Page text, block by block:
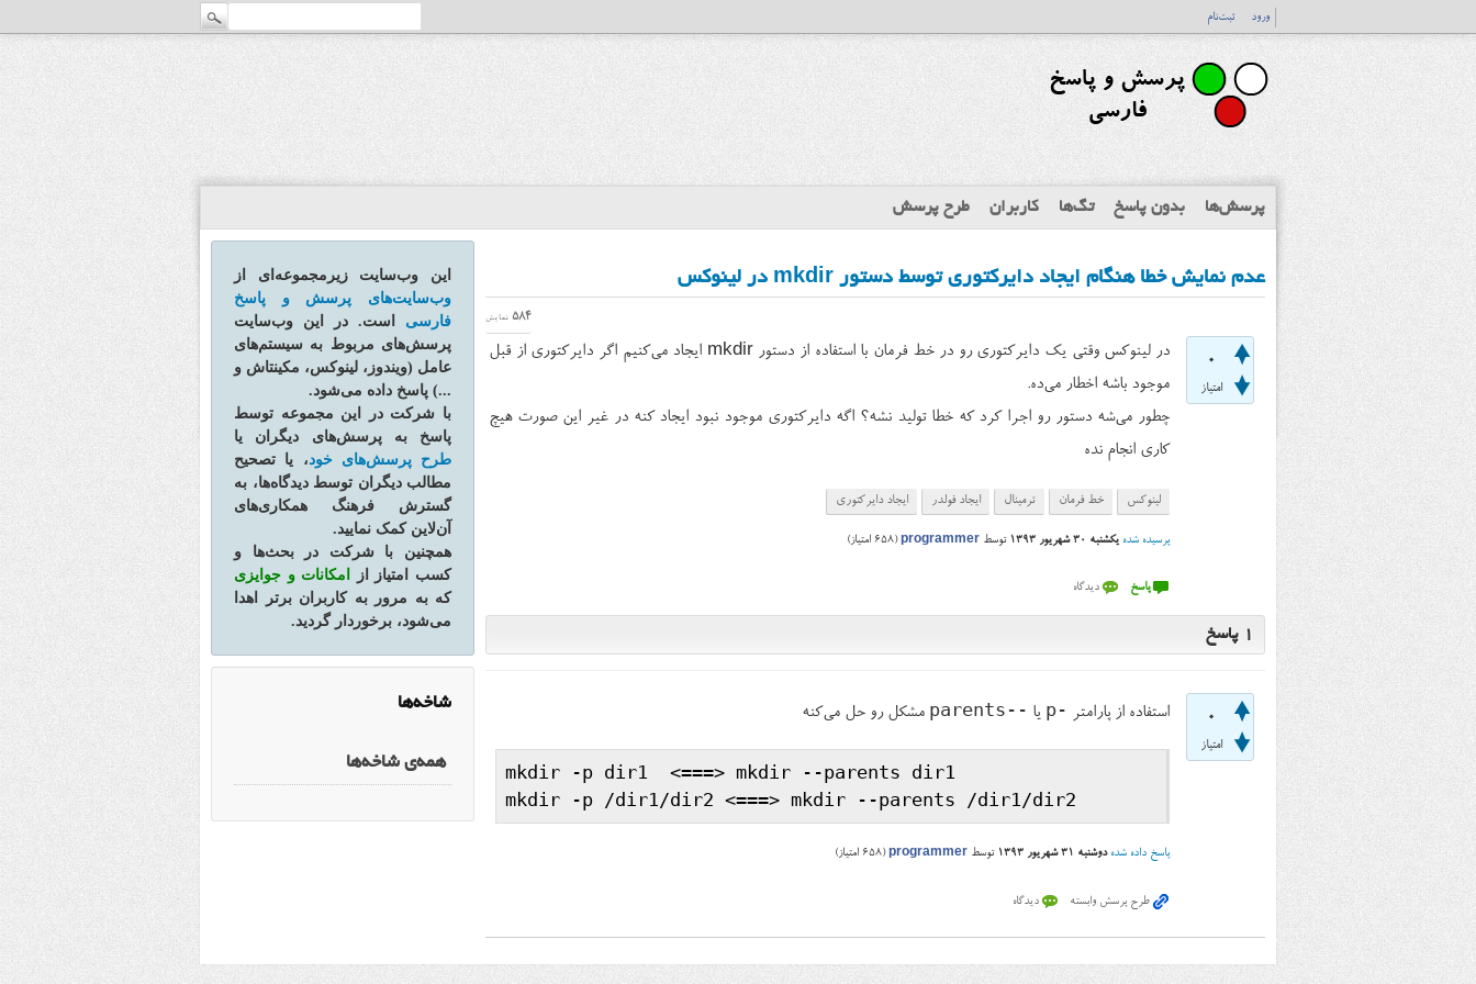
ورود ثبت‌نام
پرسش‌ها بدون پاسخ تگ‌ها کاربران طرح پرسش
این وب‌سایت زیرمجموعه‌ای از
وب‌سایت‌های پرسش و پاسخ
فارسی است. در این وب‌سایت
پرسش‌های مربوط به سیستم‌های
عامل (ویندوز، لینوکس، مکینتاش و
...) پاسخ داده می‌شود.
با شرکت در این مجموعه توسط
پاسخ به پرسش‌های دیگران یا
طرح پرسش‌های خود، یا تصحیح
مطالب دیگران توسط دیدگاه‌ها، به
گسترش فرهنگ همکاری‌های
آن‌لاین کمک نمایید.
همچنین با شرکت در بحث‌ها و
کسب امتیاز از
امکانات و جوایزی
که به مرور به کاربران برتر اهدا
می‌شود، برخوردار گردید.
شاخه‌ها
همه‌ی شاخه‌ها
عدم نمایش خطا هنگام ایجاد دایرکتوری توسط دستور mkdir در لینوکس
0
امتیاز
584 نمایش
در لینوکس وقتی یک دایرکتوری رو در خط فرمان با استفاده از دستور mkdir ایجاد می‌کنیم اگر دایرکتوری از قبل
موجود باشه اخطار می‌ده.
چطور می‌شه دستور رو اجرا کرد که خطا تولید نشه؟ اگه دایرکتوری موجود نبود ایجاد کنه در غیر این صورت هیچ
کاری انجام نده
لینوکس خط فرمان ترمینال ایجاد فولدر ایجاد دایرکتوری
پرسیده شده یکشنبه ۳۰ شهریور ۱۳۹۳ توسط programmer
(
658 امتیاز)
1 پاسخ
0
امتیاز
استفاده از پارامتر -p یا --parents مشکل رو حل می‌کنه
mkdir -p dir1 <===> mkdir --parents dir1
mkdir -p /dir1/dir2 <===>
پاسخ داده شده دوشنبه ۳۱ شهریور ۱۳۹۳ توسط programmer
(
658 امتیاز)